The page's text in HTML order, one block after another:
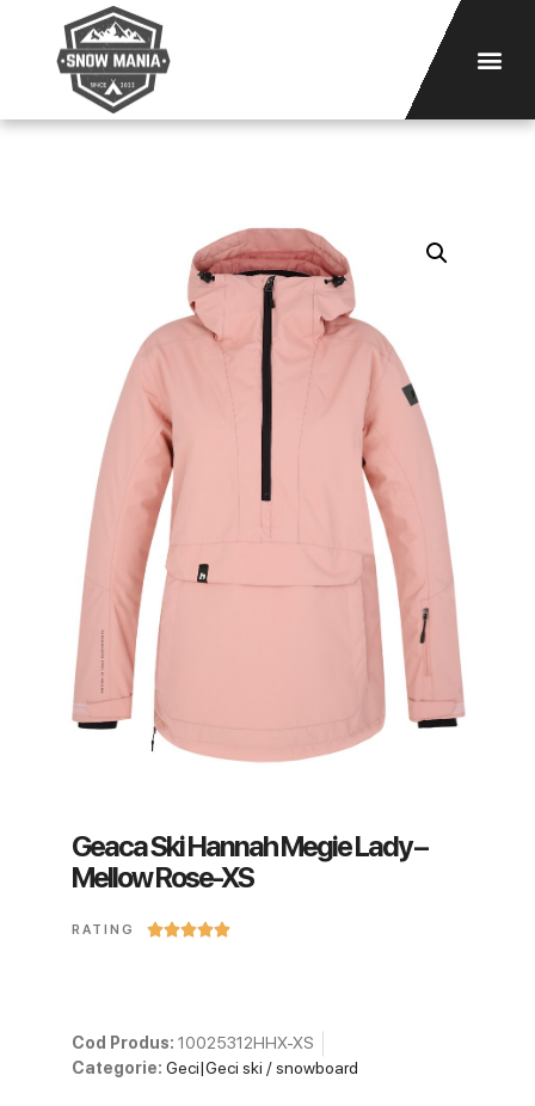
Geaca Ski Hannah Megie Lady –
Mellow Rose-XS
RATING 
Cod Produs: 10025312HHX-XS
Categorie: Geci|Geci ski / snowboard